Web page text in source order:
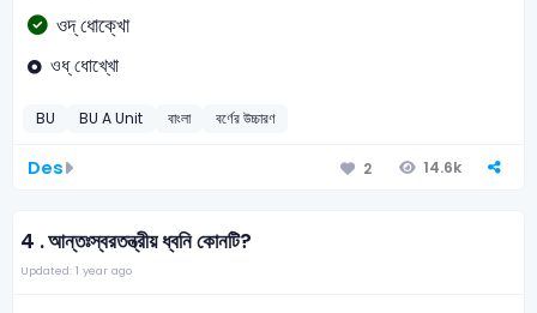
ওদ্ ধোক্খো
ওধ্ ধোখ্খো
BU BU A Unit বাংলা বর্ণের উচ্চারণ
Des 2 14.6k
4 .আন্তঃস্বরতন্ত্রীয় ধ্বনি কোনটি?
Updated: 1 year ago